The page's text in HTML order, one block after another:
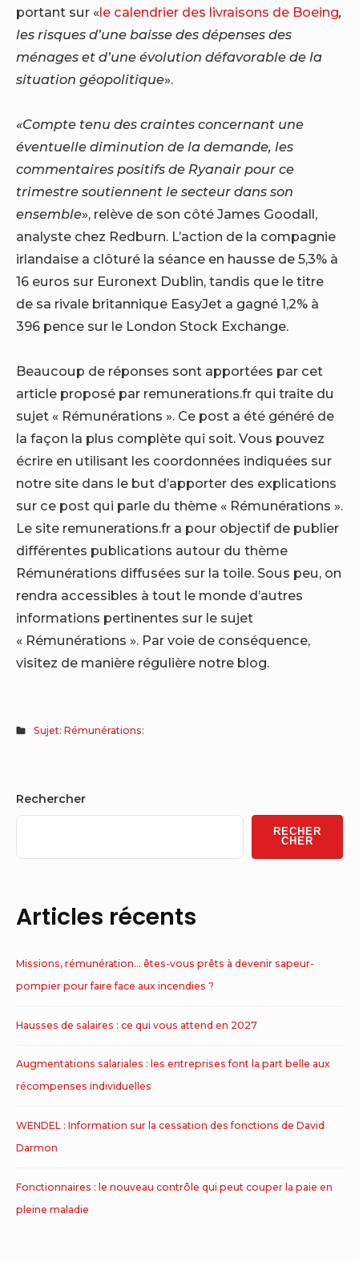
portant sur «le calendrier des livraisons de Boeing,
les risques d’une baisse des dépenses des
ménages et d’une évolution défavorable de la
situation géopolitique».
«Compte tenu des craintes concernant une
éventuelle diminution de la demande, les
commentaires positifs de Ryanair pour ce
trimestre soutiennent le secteur dans son
ensemble», relève de son côté James Goodall,
analyste chez Redburn. L’action de la compagnie
irlandaise a clôturé la séance en hausse de 5,3% à
16 euros sur Euronext Dublin, tandis que le titre
de sa rivale britannique EasyJet a gagné 1,2% à
396 pence sur le London Stock Exchange.
Beaucoup de réponses sont apportées par cet
article proposé par remunerations.fr qui traite du
sujet « Rémunérations ». Ce post a été généré de
la façon la plus complète qui soit. Vous pouvez
écrire en utilisant les coordonnées indiquées sur
notre site dans le but d’apporter des explications
sur ce post qui parle du thème « Rémunérations ».
Le site remunerations.fr a pour objectif de publier
différentes publications autour du thème
Rémunérations diffusées sur la toile. Sous peu, on
rendra accessibles à tout le monde d’autres
informations pertinentes sur le sujet
« Rémunérations ». Par voie de conséquence,
visitez de manière régulière notre blog.
Sujet: Rémunérations:
Sidebar
Widget
Area
Rechercher
RECHER
CHER
Articles récents
Missions, rémunération… êtes-vous prêts à devenir sapeur-
pompier pour faire face aux incendies ?
Hausses de salaires : ce qui vous attend en 2027
Augmentations salariales : les entreprises font la part belle aux
récompenses individuelles
WENDEL : Information sur la cessation des fonctions de David
Darmon
Fonctionnaires : le nouveau contrôle qui peut couper la paie en
pleine maladie